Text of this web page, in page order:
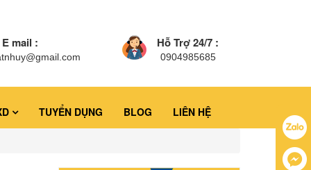
E mail : Hỗ Trợ 24/7 :
0904985685
TUYỂN DỤNG BLOG LIÊN HỆ